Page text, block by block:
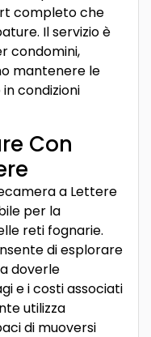
completo che
Il servizio è
condomini,
mantenere le
condizioni
Con
a Lettere
per la
reti fognarie.
di esplorare
doverle
e i costi associati
utilizza
di muoversi